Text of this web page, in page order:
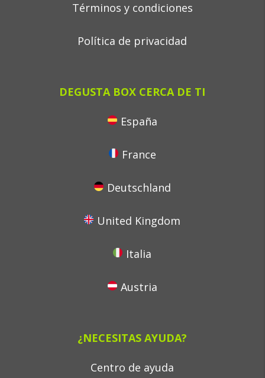
Términos y condiciones
Política de privacidad
DEGUSTA BOX CERCA DE TI
España
France
Deutschland
United Kingdom
Italia
Austria
¿NECESITAS AYUDA?
Centro de ayuda